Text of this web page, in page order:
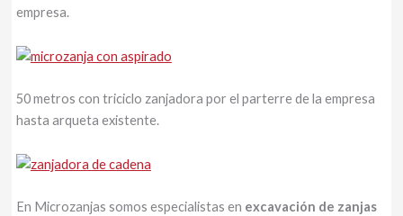
empresa.
50 metros con triciclo zanjadora por el parterre de la empresa
hasta arqueta existente.
En Microzanjas somos especialistas en excavación de zanjas